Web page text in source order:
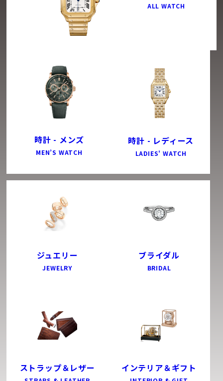
ALL WATCH
時計 - メンズ
MEN’S WATCH
時計 - レディース
LADIES' WATCH
ジュエリー
JEWELRY
ブライダル
BRIDAL
ストラップ＆レザー インテリア＆ギフト